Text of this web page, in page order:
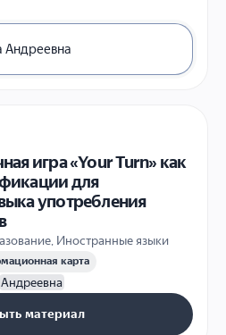
игра «Your Turn» как
для
употребления
, Иностранные языки
карта
Андреевна
материал